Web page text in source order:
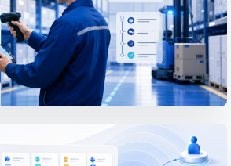
thống quản lý kho giúp